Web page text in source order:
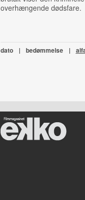
overhængende dødsfare.
dato | bedømmelse |